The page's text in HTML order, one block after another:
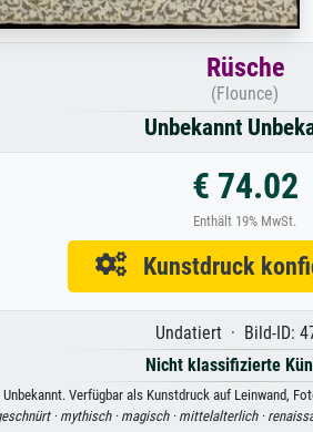
Welle
Ölgemälde, Stehender Akt neben einem
Baum.
Rüsche
(Flounce)
Unbekannt
€ 74.02
Enthält 19% MwSt.
Kunstdruck
Undatiert · Bild-ID:
Nicht klassifizierte
Unbekannt. Verfügbar als Kunstdruck auf Leinwand,
· mythisch · magisch · mittelalterlich ·